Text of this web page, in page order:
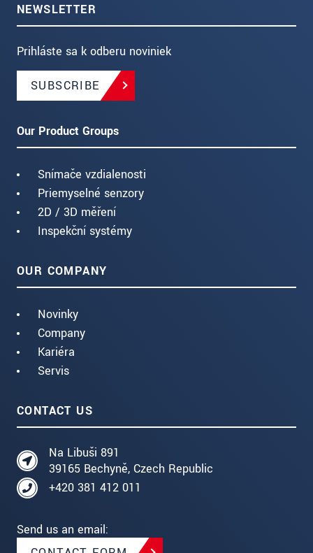
NEWSLETTER
Prihláste sa k odberu noviniek
SUBSCRIBE
Our Product Groups
Snímače vzdialenosti
Priemyselné senzory
2D / 3D měření
Inspekční systémy
OUR COMPANY
Novinky
Company
Kariéra
Servis
CONTACT US
Na Libuši 891
39165 Bechyně, Czech Republic
+420 381 412 011
Send us an email: